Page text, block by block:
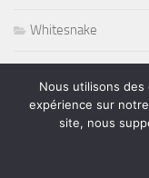
Whitesnake
World
Nous utilisons des
expérience sur
site, nous